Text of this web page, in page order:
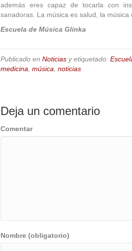
además eres capaz de tocarla con
sanadoras. La música es salud, la música
Escuela de Música Glinka
Publicado en Noticias y etiquetado:
medicina, música, noticias
Deja un comentario
Comentar
Nombre (obligatorio)